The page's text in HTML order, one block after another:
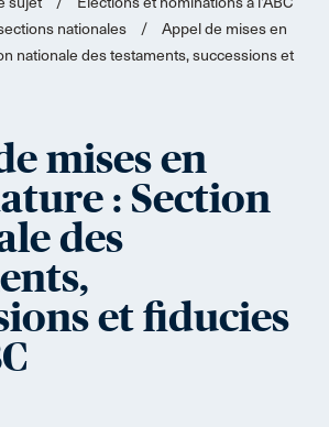
nationales /
Appel de mises en
nationale des testaments, successions et
mises en
: Section
des
et fiducies